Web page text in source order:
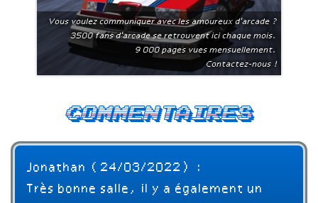
Vous voulez communiquer avec les amoureux d'arcade ?
3500 fans d'arcade se retrouvent ici chaque mois.
9 000 pages vues mensuellement.
Contactez-nous !
Commentaires
Jonathan (24/03/2022) :
Très bonne salle, il y a également un